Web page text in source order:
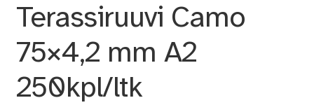
Terassiruuvi Camo
75×4,2 mm A2
250kpl/ltk